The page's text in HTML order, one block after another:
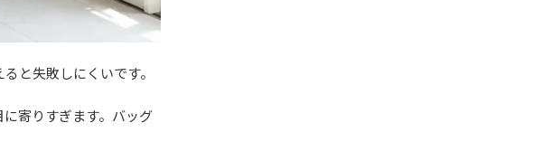
と失敗しにくいです。
寄りすぎます。バッグ